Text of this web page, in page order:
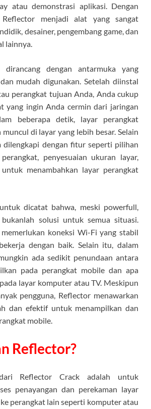
atau demonstrasi aplikasi. Dengan
Reflector menjadi alat yang sangat
desainer, pengembang game, dan
lainnya.
dirancang dengan antarmuka yang
mudah digunakan. Setelah diinstal
perangkat tujuan Anda, Anda cukup
yang ingin Anda cermin dari jaringan
beberapa detik, layar perangkat
di layar yang lebih besar. Selain
dilengkapi dengan fitur seperti pilihan
penyesuaian ukuran layar,
menambahkan layar perangkat
dicatat bahwa, meski powerfull,
bukanlah solusi untuk semua situasi.
koneksi Wi-Fi yang stabil
dengan baik. Selain itu, dalam
ada sedikit penundaan antara
pada perangkat mobile dan apa
layar komputer atau TV. Meskipun
pengguna, Reflector menawarkan
dan efektif untuk menampilkan dan
mobile.
Reflector?
Reflector Crack adalah untuk
penayangan dan perekaman layar
perangkat lain seperti komputer atau